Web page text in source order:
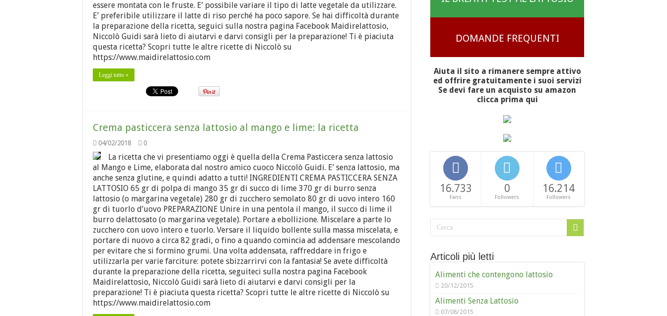
essere montata con le fruste. E’ possibile variare il tipo di latte vegetale da utilizzare.
E’ preferibile utilizzare il latte di riso perché ha poco sapore. Se hai difficoltà durante
la preparazione della ricetta, seguici sulla nostra pagina Facebook Maidirelattosio,
Niccolò Guidi sarà lieto di aiutarvi e darvi consigli per la preparazione! Ti è piaciuta
questa ricetta? Scopri tutte le altre ricette di Niccolò su
https://www.maidirelattosio.com
Leggi tutto »
Crema pasticcera senza lattosio al mango e lime: la ricetta
04/02/2018 0
La ricetta che vi presentiamo oggi è quella della Crema Pasticcera senza lattosio
al Mango e Lime, elaborata dal nostro amico cuoco Niccolò Guidi. E’ senza lattosio, ma
anche senza glutine, e quindi adatto a tutti! INGREDIENTI CREMA PASTICCERA SENZA
LATTOSIO 65 gr di polpa di mango 35 gr di succo di lime 370 gr di burro senza
lattosio (o margarina vegetale) 280 gr di zucchero semolato 80 gr di uovo intero 160
gr di tuorlo d’uovo PREPARAZIONE Unire in una pentola il mango, il succo di lime il
burro delattosato (o margarina vegetale). Portare a ebollizione. Miscelare a parte lo
zucchero con uovo intero e tuorlo. Versare il liquido bollente sulla massa miscelata, e
portare di nuovo a circa 82 gradi, o fino a quando comincia ad addensare mescolando
per evitare che si formino grumi. Una volta addensata, raffreddare in frigo e
utilizzarla per varie farciture: potete sbizzarrirvi con la fantasia! Se avete difficoltà
durante la preparazione della ricetta, seguiteci sulla nostra pagina Facebook
Maidirelattosio, Niccolò Guidi sarà lieto di aiutarvi e darvi consigli per la
preparazione! Ti è piaciuta questa ricetta? Scopri tutte le altre ricette di Niccolò su
https://www.maidirelattosio.com
DOMANDE FREQUENTI
Aiuta il sito a rimanere sempre attivo
ed offrire gratuitamente i suoi servizi
Se devi fare un acquisto su amazon
clicca prima qui
16.733
Fans
0
Followers
16.214
Followers
Articoli più letti
Alimenti che contengono lattosio
20/12/2015
Alimenti Senza Lattosio
07/08/2015